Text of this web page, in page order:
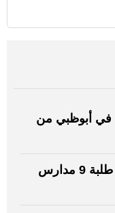
في أبوظبي من
«سلالم النجاح».. مبادرة لتمكين طلبة 9 مدارس